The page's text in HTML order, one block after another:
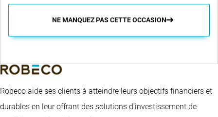
NE MANQUEZ PAS CETTE OCCASION
Robeco aide ses clients à atteindre leurs objectifs financiers et
durables en leur offrant des solutions d’investissement de